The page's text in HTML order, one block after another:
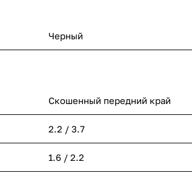
Черный
Скошенный передний край
2.2 / 3.7
1.6 / 2.2